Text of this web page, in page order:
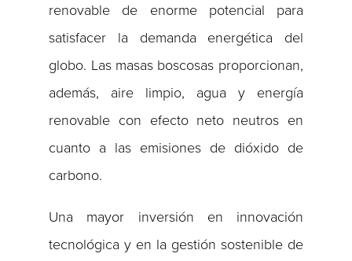
renovable de enorme potencial para
satisfacer la demanda energética del
globo. Las masas boscosas proporcionan,
además, aire limpio, agua y energía
renovable con efecto neto neutros en
cuanto a las emisiones de dióxido de
carbono.
Una mayor inversión en innovación
tecnológica y en la gestión sostenible de